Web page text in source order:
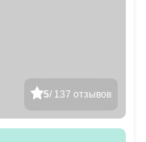
5/ 137 отзывов